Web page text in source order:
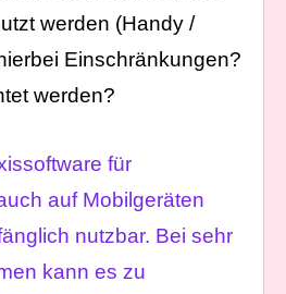
werden (Handy /
Einschränkungen?
werden?
für
auf Mobilgeräten
nutzbar. Bei sehr
kann es zu